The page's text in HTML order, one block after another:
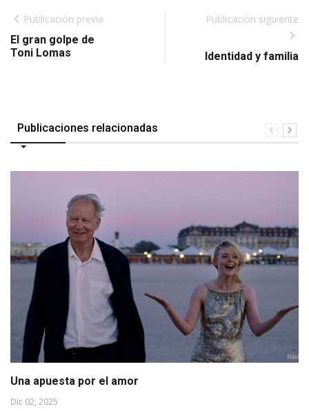
Publicación previa
El gran golpe de
Toni Lomas
Publicación siguiente
Identidad y familia
Publicaciones relacionadas
Una apuesta por el amor
Dic 02, 2025